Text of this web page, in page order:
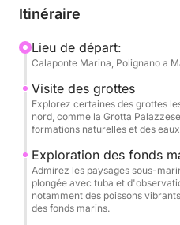
deux itinéraires palpitants :
Côte nord : Découvrez
et des grottes marines
Côte sud : Explorez des
fonds marins luxuriants
nichées entre des falaises
Avec des arrêts fréquents
plongée avec tuba et le
aurez l'occasion de
Itinéraire
Lieu de départ:
Calaponte Marina, Polignano a
Visite des grottes
Explorez certaines des grottes
nord, comme la Grotta
formations naturelles et des
Exploration des fonds
Admirez les paysages sous-
plongée avec tuba et
notamment des poissons
des fonds marins.